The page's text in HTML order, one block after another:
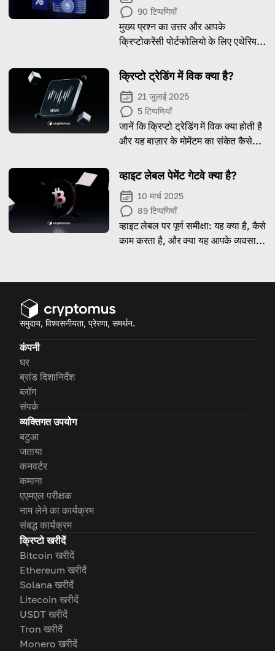
90 टिप्पणियाँ
मुख्य प्रश्न का उत्तर और आपके
क्रिप्टोकरेंसी पोर्टफोलियो के लिए एथेरियम
क्रिप्टो ट्रेडिंग में विक क्या है?
21 जुलाई 2025
5 टिप्पणियाँ
जानें कि क्रिप्टो ट्रेडिंग में विक क्या होती है
और यह बाज़ार के मोमेंटम का संकेत कैसे
व्हाइट लेबल पेमेंट गेटवे क्या है?
10 मार्च 2025
89 टिप्पणियाँ
व्हाइट लेबल पर पूर्ण समीक्षा: यह क्या है, कैसे
काम करता है, और क्या यह आपके व्यवसाय
समुदाय, विश्वसनीयता, प्रेरणा, समर्थन.
कंपनी
घर
ब्रांड दिशानिर्देश
ब्लॉग
संपर्क
व्यक्तिगत उपयोग
बटुआ
जताया
कनवर्टर
कमाना
एएमएल परीक्षक
नाम लेने का कार्यक्रम
संबद्ध कार्यक्रम
क्रिप्टो खरीदें
Bitcoin खरीदें
Ethereum खरीदें
Solana खरीदें
Litecoin खरीदें
USDT खरीदें
Tron खरीदें
Monero खरीदें